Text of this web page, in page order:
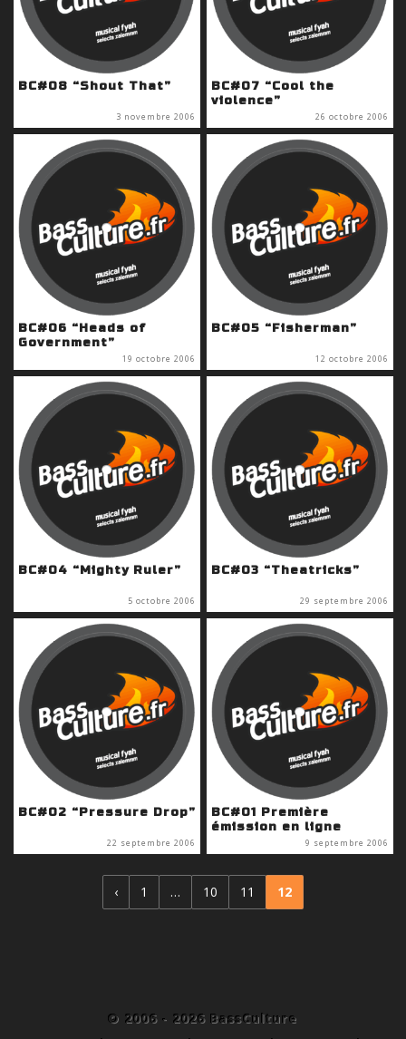
BC#08 “Shout That”
3 novembre 2006
BC#07 “Cool the
violence”
26 octobre 2006
BC#06 “Heads of
Government”
19 octobre 2006
BC#05 “Fisherman”
12 octobre 2006
BC#04 “Mighty Ruler”
5 octobre 2006
BC#03 “Theatricks”
29 septembre 2006
BC#02 “Pressure Drop”
22 septembre 2006
BC#01 Première
émission en ligne
9 septembre 2006
‹ 1 … 10 11 12
© 2006 - 2026 BassCulture